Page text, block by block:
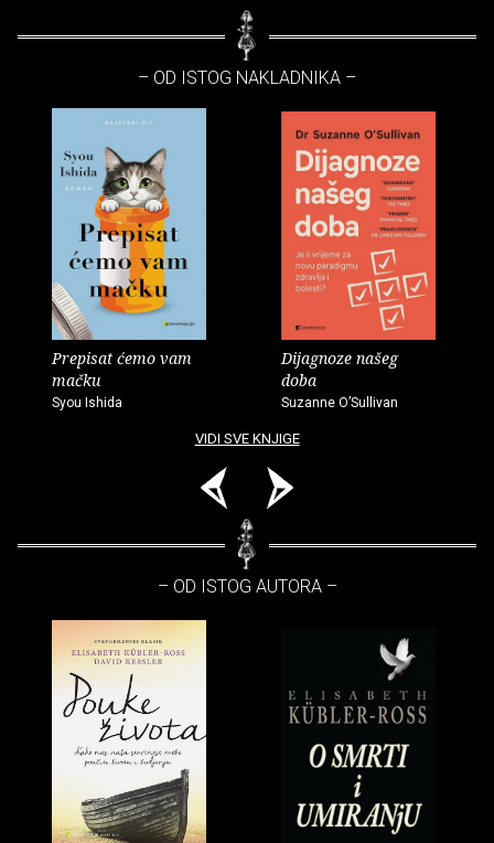
– OD ISTOG NAKLADNIKA –
Prepisat ćemo vam
mačku
Syou Ishida
Dijagnoze našeg
doba
Suzanne O’Sullivan
VIDI SVE KNJIGE
– OD ISTOG AUTORA –